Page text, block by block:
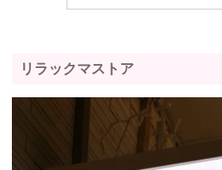
リラックマストア